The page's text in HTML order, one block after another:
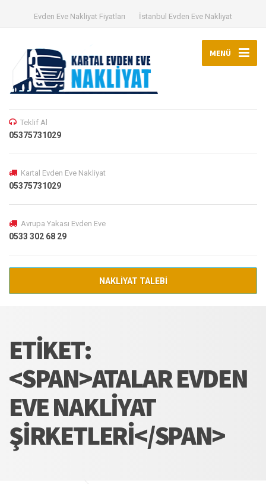
Evden Eve Nakliyat Fiyatları İstanbul Evden Eve Nakliyat
MENÜ
Teklif Al
05375731029
Kartal Evden Eve Nakliyat
05375731029
Avrupa Yakası Evden Eve
0533 302 68 29
NAKLİYAT TALEBİ
ETIKET:
<SPAN>ATALAR EVDEN
EVE NAKLIYAT
ŞIRKETLERI</SPAN>